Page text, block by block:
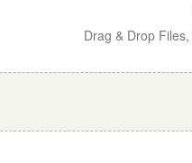
Drag & Drop Files,